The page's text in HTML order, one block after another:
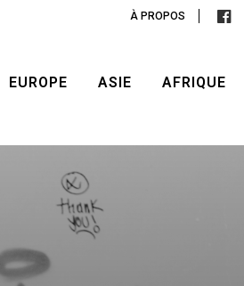
À PROPOS
EUROPE ASIE AFRIQUE